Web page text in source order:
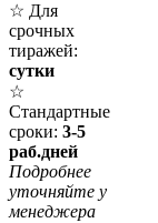
☆ Для
срочных
тиражей:
сутки
☆
Стандартные
сроки: 3-5
раб.дней
Подробнее
уточняйте у
менеджера